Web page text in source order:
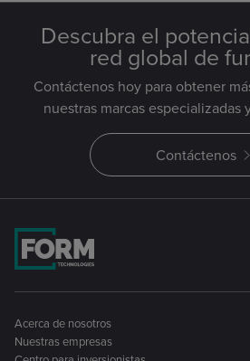
Descubra el
red global de
Contáctenos hoy para obtener
nuestras marcas especializadas
Contáctenos
Acerca de nosotros
Nuestras empresas